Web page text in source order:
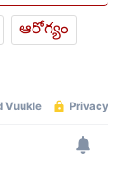
ఆరోగ్యం